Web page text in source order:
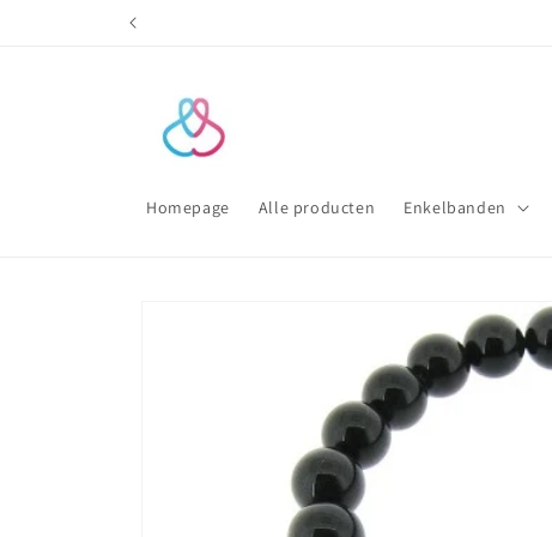
Homepage Alle producten Enkelbanden